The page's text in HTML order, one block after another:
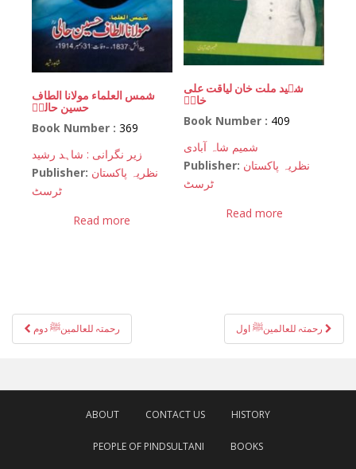
شمس العلماء مولانا الطاف
حسین حالیؒ
Book Number : 369
زیر نگرانی : شاہد رشید
Publisher: نظریہ پاکستان
ٹرسٹ
Read more
شہید ملت خان لیاقت علی
خانؒ
Book Number : 409
شمیم شاہ آبادی
Publisher: نظریہ پاکستان
ٹرسٹ
Read more
Post
navigation
رحمتہ للعالمینﷺ دوم
ABOUT CONTACT US HISTORY
PEOPLE OF PINDSULTANI BOOKS